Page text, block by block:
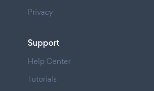
Privacy
Support
Help Center
Tutorials